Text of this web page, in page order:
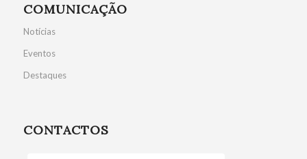
COMUNICAÇÃO
Notícias
Eventos
Destaques
CONTACTOS